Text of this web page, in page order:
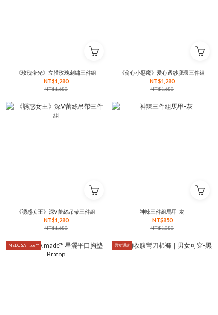
《玫瑰奢光》立體玫瑰刺繡三件組
NT$1,280
NT$1,680
《偷心小惡魔》愛心透紗腿環三件組
NT$1,280
NT$1,680
《誘惑女王》深V蕾絲吊帶三件組
NT$1,280
NT$1,680
神辣三件組馬甲-灰
NT$850
NT$1,080
MEDUSA made ™ 男女通款